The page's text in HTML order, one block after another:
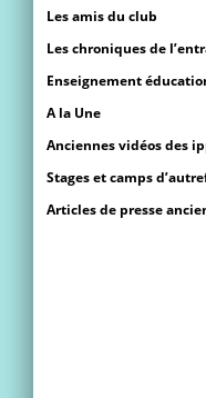
Les amis du club
Les chroniques de
Enseignement
A la Une
Anciennes vidéos des
Stages et camps
Articles de presse